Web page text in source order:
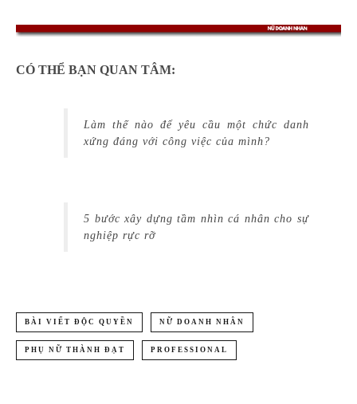
CÓ THỂ BẠN QUAN TÂM:
Làm thế nào để yêu cầu một chức danh
xứng đáng với công việc của mình?
5 bước xây dựng tầm nhìn cá nhân cho sự
nghiệp rực rỡ
BÀI VIẾT ĐỘC QUYỀN NỮ DOANH NHÂN
PHỤ NỮ THÀNH ĐẠT PROFESSIONAL